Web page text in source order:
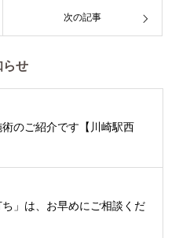
次の記事
らせ
のご紹介です【川崎駅西
」は、お早めにご相談くだ